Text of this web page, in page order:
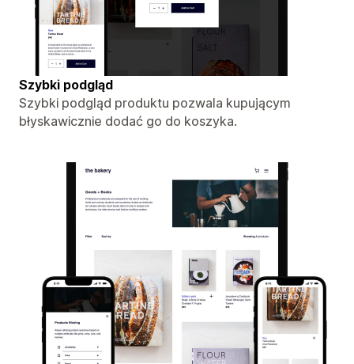
Szybki podgląd
Szybki podgląd produktu pozwala kupującym
błyskawicznie dodać go do koszyka.